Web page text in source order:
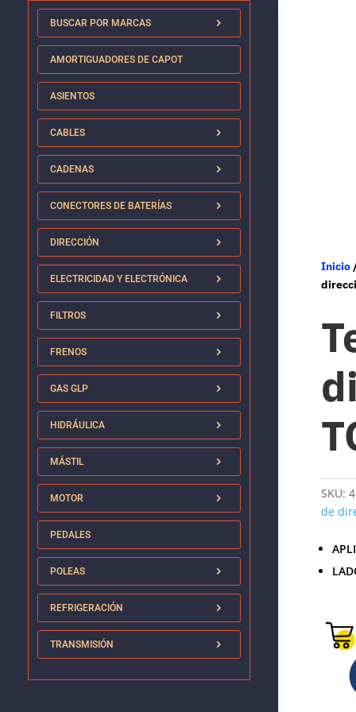
BUSCAR POR MARCAS
AMORTIGUADORES DE CAPOT
ASIENTOS
CABLES
CADENAS
CONECTORES DE BATERÍAS
DIRECCIÓN
ELECTRICIDAD Y ELECTRÓNICA
FILTROS
FRENOS
GAS GLP
HIDRÁULICA
MÁSTIL
MOTOR
PEDALES
POLEAS
REFRIGERACIÓN
TRANSMISIÓN
Inicio
SKU:
de